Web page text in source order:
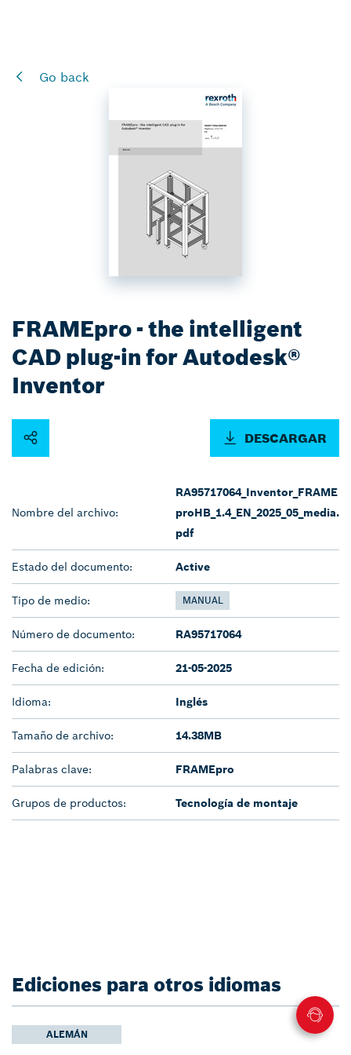
Go back
FRAMEpro - the intelligent
CAD plug-in for Autodesk®
Inventor
DESCARGAR
Nombre del archivo:
RA95717064_Inventor_FRAME
proHB_1.4_EN_2025_05_media.
pdf
Estado del documento: Active
Tipo de medio: MANUAL
Número de documento: RA95717064
Fecha de edición: 21-05-2025
Idioma: Inglés
Tamaño de archivo: 14.38MB
Palabras clave: FRAMEpro
Grupos de productos: Tecnología de montaje
Ediciones para otros idiomas
ALEMÁN